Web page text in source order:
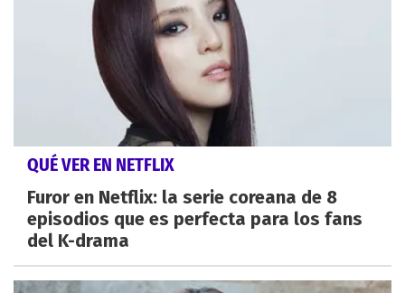
QUÉ VER EN NETFLIX
Furor en Netflix: la serie coreana de 8
episodios que es perfecta para los fans
del K-drama